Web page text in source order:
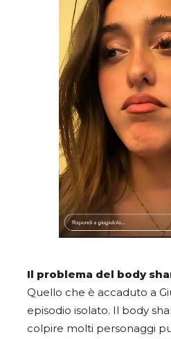
Il problema del body
Quello che è accaduto a
episodio isolato. Il body
colpire molti personaggi